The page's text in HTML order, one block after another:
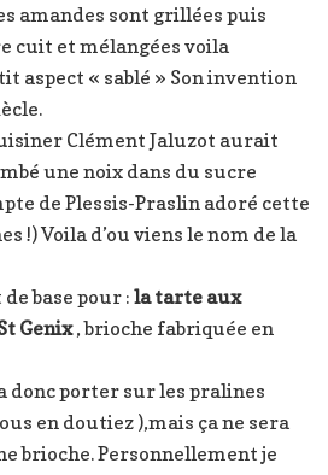
amandes sont grillées puis
cuit et mélangées voila
aspect « sablé » Son invention
Clément Jaluzot aurait
une noix dans du sucre
de Plessis-Praslin adoré cette
!) Voila d’ou viens le nom de la
base pour : la tarte aux
Genix, brioche fabriquée en
donc porter sur les pralines
en doutiez ),mais ça ne sera
brioche. Personnellement je